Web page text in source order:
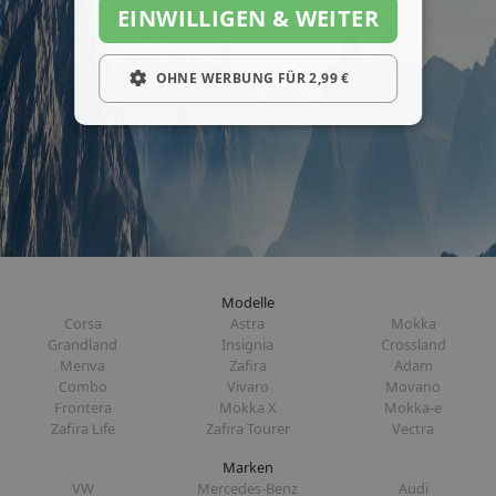
Modelle
Corsa
Astra
Mokka
Grandland
Insignia
Crossland
Meriva
Zafira
Adam
Combo
Vivaro
Movano
Frontera
Mokka X
Mokka-e
Zafira Life
Zafira Tourer
Vectra
Marken
VW
Mercedes-Benz Audi
EINWILLIGEN & WEITER
OHNE WERBUNG FÜR 2,99 €